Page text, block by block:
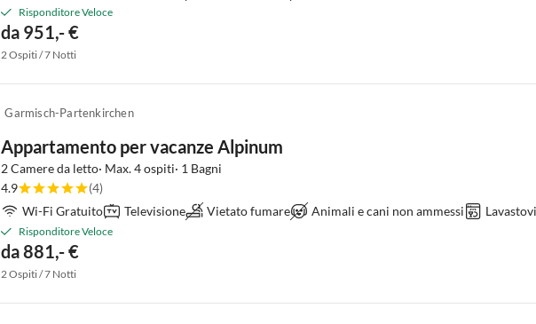
Risponditore Veloce
da 951,- €
2 Ospiti / 7 Notti
Garmisch-Partenkirchen
Appartamento per vacanze Alpinum
2 Camere da letto· Max. 4 ospiti· 1 Bagni
4.9
(4)
Wi-Fi Gratuito
Televisione Vietato fumare Animali e cani non ammessi
Risponditore Veloce
da 881,- €
2 Ospiti / 7 Notti